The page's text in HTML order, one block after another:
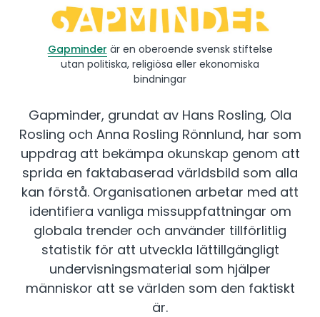
Gapminder är en oberoende svensk stiftelse
utan politiska, religiösa eller ekonomiska
bindningar
Gapminder, grundat av Hans Rosling, Ola
Rosling och Anna Rosling Rönnlund, har som
uppdrag att bekämpa okunskap genom att
sprida en faktabaserad världsbild som alla
kan förstå. Organisationen arbetar med att
identifiera vanliga missuppfattningar om
globala trender och använder tillförlitlig
statistik för att utveckla lättillgängligt
undervisningsmaterial som hjälper
människor att se världen som den faktiskt
är.